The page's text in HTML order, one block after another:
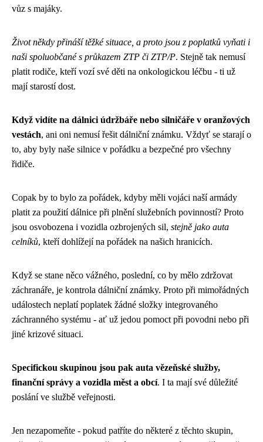
vůz s majáky.
Život někdy přináší těžké situace, a proto jsou z poplatků vyňati i
naši spoluobčané s průkazem ZTP či ZTP/P. Stejně tak nemusí
platit rodiče, kteří vozí své děti na onkologickou léčbu - ti už
mají starostí dost.
Když vidíte na dálnici údržbáře nebo silničáře v oranžových
vestách, ani oni nemusí řešit dálniční známku. Vždyť se starají o
to, aby byly naše silnice v pořádku a bezpečné pro všechny
řidiče.
Copak by to bylo za pořádek, kdyby měli vojáci naší armády
platit za použití dálnice při plnění služebních povinností? Proto
jsou osvobozena i vozidla ozbrojených sil, stejně jako auta
celníků, kteří dohlížejí na pořádek na našich hranicích.
Když se stane něco vážného, poslední, co by mělo zdržovat
záchranáře, je kontrola dálniční známky. Proto při mimořádných
událostech neplatí poplatek žádné složky integrovaného
záchranného systému - ať už jedou pomoct při povodni nebo při
jiné krizové situaci.
Specifickou skupinou jsou pak auta vězeňské služby,
finanční správy a vozidla měst a obcí. I ta mají své důležité
poslání ve službě veřejnosti.
Jen nezapomeňte - pokud patříte do některé z těchto skupin,